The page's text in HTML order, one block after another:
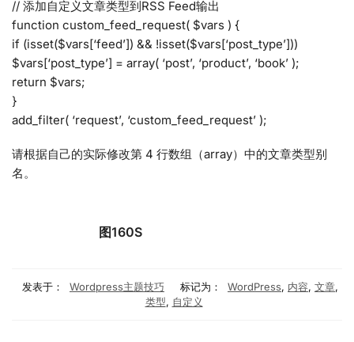
// 添加自定义文章类型到RSS Feed输出
function custom_feed_request( $vars ) {
if (isset($vars[‘feed’]) && !isset($vars[‘post_type’]))
$vars[‘post_type’] = array( ‘post’, ‘product’, ‘book’ );
return $vars;
}
add_filter( ‘request’, ‘custom_feed_request’ );
请根据自己的实际修改第 4 行数组（array）中的文章类型别
名。
图160S
发表于： Wordpress主题技巧 标记为： WordPress, 内容, 文章,
类型, 自定义